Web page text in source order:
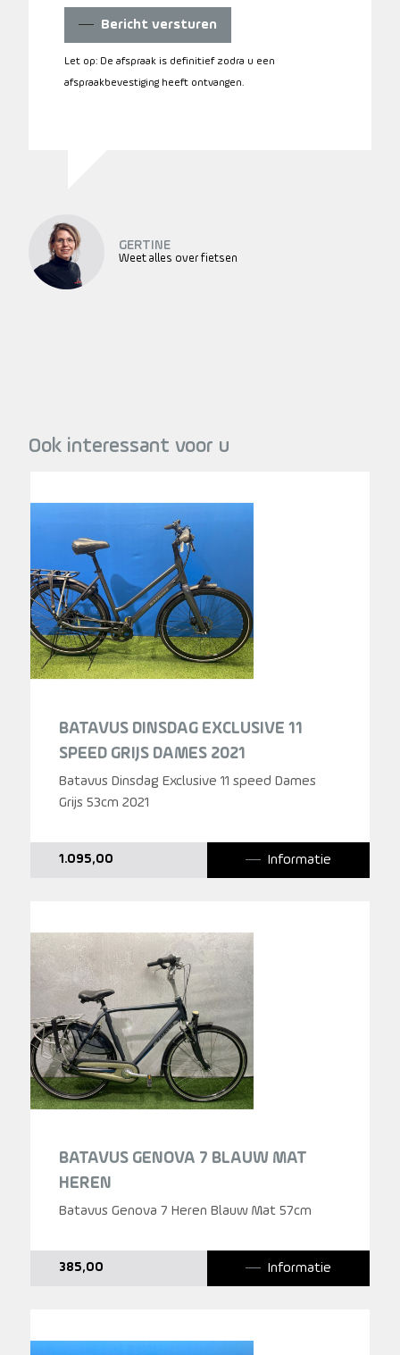
Bericht versturen
Let op: De afspraak is definitief zodra u een
afspraakbevestiging heeft ontvangen.
GERTINE
Weet alles over fietsen
Ook interessant voor u
BATAVUS DINSDAG EXCLUSIVE 11
SPEED GRIJS DAMES 2021
Batavus Dinsdag Exclusive 11 speed Dames
Grijs 53cm 2021
1.095,00 Informatie
BATAVUS GENOVA 7 BLAUW MAT
HEREN
Batavus Genova 7 Heren Blauw Mat 57cm
385,00 Informatie